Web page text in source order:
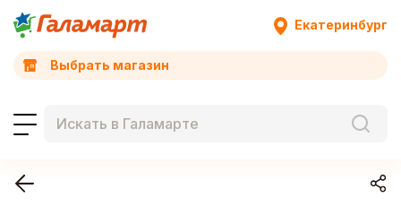
Екатеринбург
Выбрать магазин